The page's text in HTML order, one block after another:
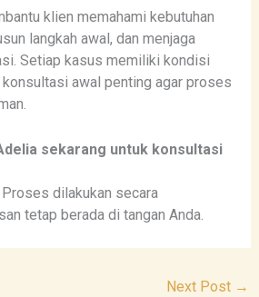
klien memahami kebutuhan
langkah awal, dan menjaga
Setiap kasus memiliki kondisi
konsultasi awal penting agar proses
sekarang untuk konsultasi
dilakukan secara
tetap berada di tangan Anda.
Next Post →